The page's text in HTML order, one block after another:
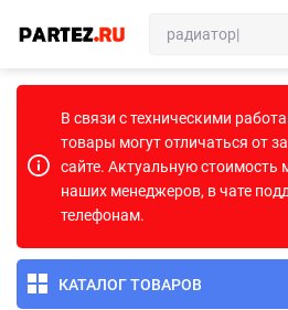
В связи с техническими
товары могут отличаться от
сайте. Актуальную стоимость
наших менеджеров, в чате
телефонам.
КАТАЛОГ ТОВАРОВ